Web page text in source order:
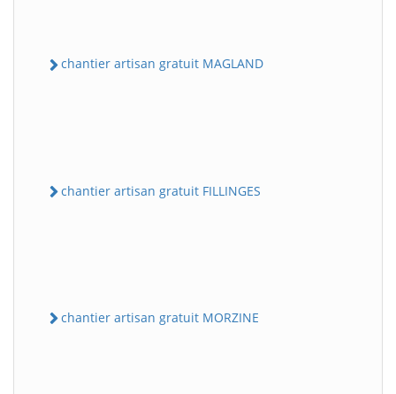
chantier artisan gratuit MAGLAND
chantier artisan gratuit FILLINGES
chantier artisan gratuit MORZINE